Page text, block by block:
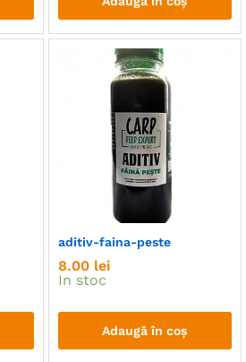
aditiv-faina-peste
8.00 lei
In stoc
Adaugă în coș